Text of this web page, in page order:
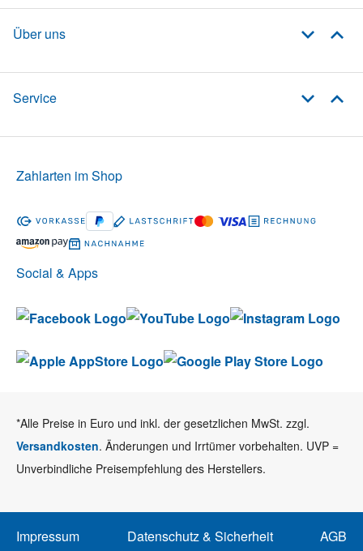
Über uns
Service
Social & Apps
Zahlarten im Shop
*Alle Preise in Euro und inkl. der gesetzlichen MwSt. zzgl.
Versandkosten. Änderungen und Irrtümer vorbehalten. UVP =
Unverbindliche Preisempfehlung des Herstellers.
Impressum Datenschutz & Sicherheit AGB